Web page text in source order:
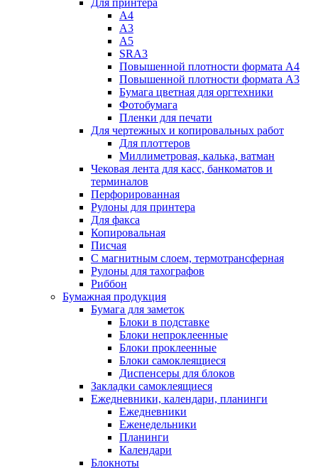
Для принтера
А4
А3
А5
SRA3
Повышенной плотности формата А4
Повышенной плотности формата А3
Бумага цветная для оргтехники
Фотобумага
Пленки для печати
Для чертежных и копировальных работ
Для плоттеров
Миллиметровая, калька, ватман
Чековая лента для касс, банкоматов и
терминалов
Перфорированная
Рулоны для принтера
Для факса
Копировальная
Писчая
С магнитным слоем, термотрансферная
Рулоны для тахографов
Риббон
Бумажная продукция
Бумага для заметок
Блоки в подставке
Блоки непроклеенные
Блоки проклеенные
Блоки самоклеящиеся
Диспенсеры для блоков
Закладки самоклеящиеся
Ежедневники, календари, планинги
Ежедневники
Еженедельники
Планинги
Календари
Блокноты